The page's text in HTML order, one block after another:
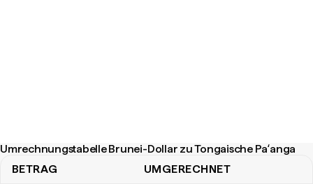
Umrechnungstabelle Brunei-Dollar zu Tongaische Paʻanga
BETRAG UMGERECHNET